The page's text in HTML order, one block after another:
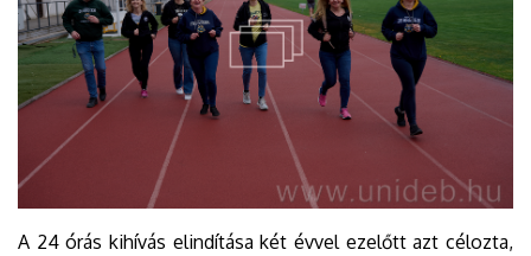
A 24 órás kihívás elindítása két évvel ezelőtt azt célozta,